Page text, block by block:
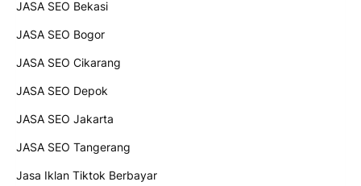
JASA SEO Bekasi
JASA SEO Bogor
JASA SEO Cikarang
JASA SEO Depok
JASA SEO Jakarta
JASA SEO Tangerang
Jasa Iklan Tiktok Berbayar